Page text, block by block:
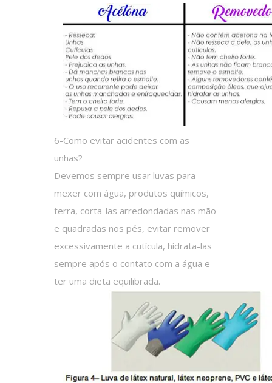
6-Como evitar acidentes com as
unhas?
Devemos sempre usar luvas para
mexer com água, produtos químicos,
terra, corta-las arredondadas nas mão
e quadradas nos pés, evitar remover
excessivamente a cutícula, hidrata-las
sempre após o contato com a água e
ter uma dieta equilibrada.